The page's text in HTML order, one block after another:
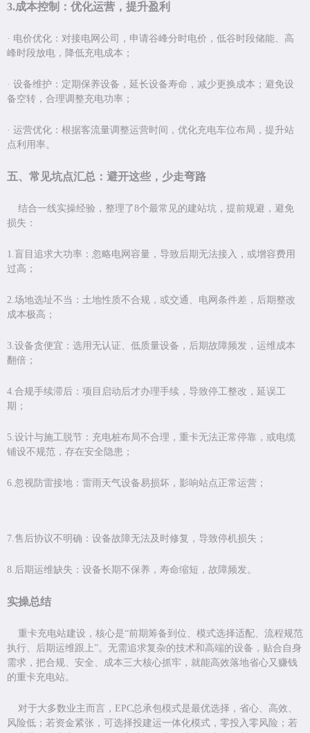
3.成本控制：优化运营，提升盈利
· 电价优化：对接电网公司，申请谷峰分时电价 ，低谷时段储能、高
峰时段放电，降低充电成本；
· 设备维护：定期保养设备，延长设备寿命，减少更换成本；避免设
备空转，合理调整充电功率；
· 运营优化：根据客流量调整运营时间，优化充电车位布局，提升站
点利用率。
五、常见坑点汇总：避开这些，少走弯路
结合一线实操经验，整理了8个最常见的建站坑，提前规避，避免
损失：
1.盲目追求大功率：忽略电网容量，导致后期无法接入，或增容费用
过高；
2.场地选址不当：土地性质不合规，或交通、电网条件差，后期整改
成本极高；
3.设备贪便宜：选用无认证、低质量设备，后期故障频发，运维成本
翻倍；
4.合规手续滞后：项目启动后才办理手续，导致停工整改，延误工
期；
5.设计与施工脱节：充电桩布局不合理，重卡无法正常停靠，或电缆
铺设不规范，存在安全隐患；
6.忽视防雷接地：雷雨天气设备易损坏，影响站点正常运营；
7.售后协议不明确：设备故障无法及时修复，导致停机损失；
8. 后期运维缺失：设备长期不保养，寿命缩短，故障频发。
实操总结
重卡充电站建设，核心是“前期筹备到位、模式选择适配、流程规范
执行、后期运维跟上”。无需追求复杂的技术和高端的设备，贴合自身
需求，把合规、安全、成本三大核心抓牢，就能高效落地省心又赚钱
的重卡充电站。
对于大多数业主而言， EPC总承包模式是最优选择，省心、高效、
风险低；若资金紧张，可选择投建运一体化模式，零投入零风险；若